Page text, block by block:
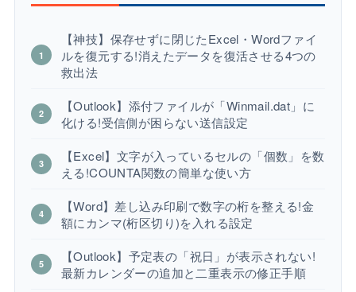
【神技】保存せずに閉じたExcel・Wordファイ
ルを復元する!消えたデータを復活させる4つの
救出法
【Outlook】添付ファイルが「Winmail.dat」に
化ける!受信側が困らない送信設定
【Excel】文字が入っているセルの「個数」を数
える!COUNTA関数の簡単な使い方
【Word】差し込み印刷で数字の桁を整える!金
額にカンマ(桁区切り)を入れる設定
【Outlook】予定表の「祝日」が表示されない!
最新カレンダーの追加と二重表示の修正手順